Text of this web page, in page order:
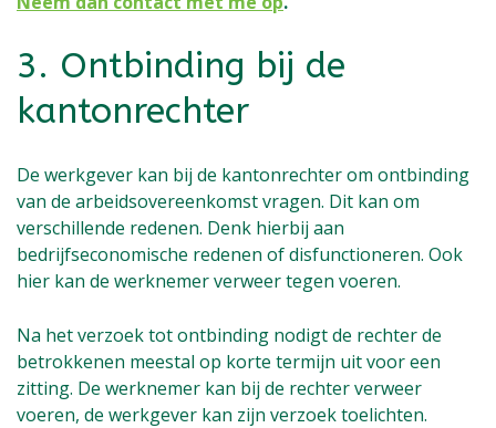
3. Ontbinding bij de
kantonrechter
De werkgever kan bij de kantonrechter om ontbinding
van de arbeidsovereenkomst vragen. Dit kan om
verschillende redenen. Denk hierbij aan
bedrijfseconomische redenen of disfunctioneren. Ook
hier kan de werknemer verweer tegen voeren.
Na het verzoek tot ontbinding nodigt de rechter de
betrokkenen meestal op korte termijn uit voor een
zitting. De werknemer kan bij de rechter verweer
voeren, de werkgever kan zijn verzoek toelichten.